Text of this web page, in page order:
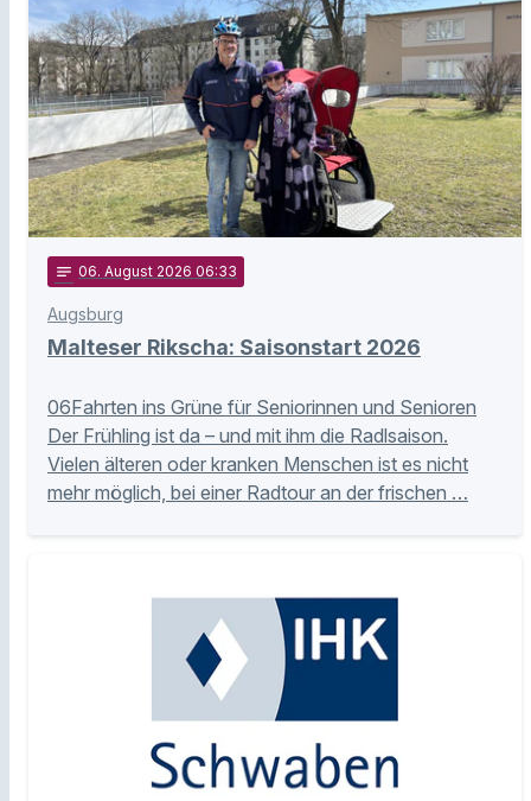
notes 06. August 2026 06:33
Augsburg
Malteser Rikscha: Saisonstart 2026
06Fahrten ins Grüne für Seniorinnen und Senioren
Der Frühling ist da – und mit ihm die Radlsaison.
Vielen älteren oder kranken Menschen ist es nicht
mehr möglich, bei einer Radtour an der frischen …